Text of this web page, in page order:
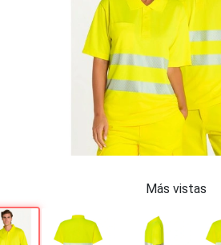
Más vistas